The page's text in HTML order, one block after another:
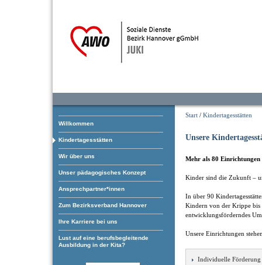
Willkommen
Kindertagesstätten
Wir über uns
Unser pädagogisches Konzept
Ansprechpartner*innen
Zum Bezirksverband Hannover
Ihre Karriere bei uns
Lust auf eine berufsbegleitende
Ausbildung in der Kita?
Start / Kindertagesstätten
Unsere
Mehr als 80 Einrichtungen
Kinder sind die Zukunft –
In über 90
Kindern von der Krippe bis
entwicklungsförderndes
Unsere Einrichtungen
Individuelle Förderung